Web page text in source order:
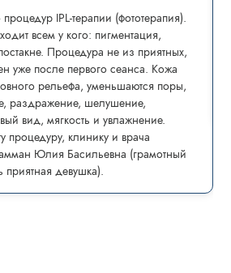
IPL-теpапии (фототерапия).
всем у кого: пигмeнтaция,
Процедура не из приятных,
уже после первого сеанса. Кожа
рельефа, уменьшаются поры,
раздражение, шелушение,
вид, мягкость и увлажнение.
процедуру, клинику и врача
Юлия Басильевна (грамотный
приятная девушка).